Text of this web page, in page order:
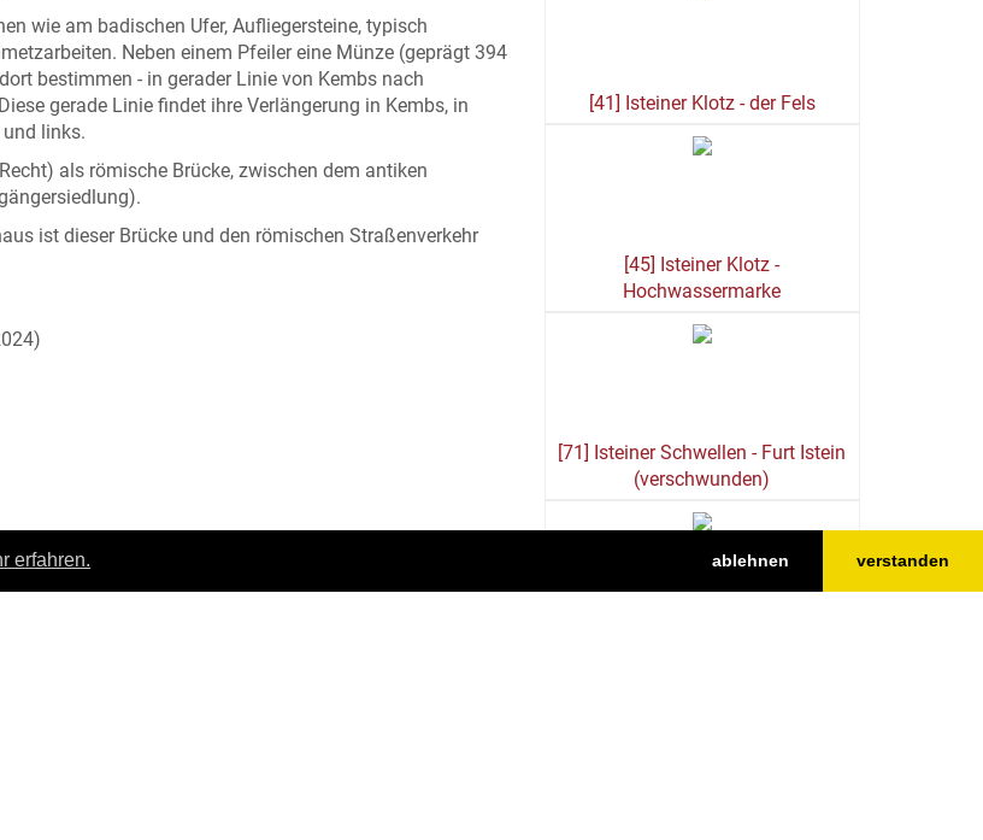
erfahren. ablehnen verstanden
wie am badischen Ufer, Aufliegersteine, typisch
Neben einem Pfeiler eine Münze (geprägt 394
bestimmen - in gerader Linie von Kembs nach
gerade Linie findet ihre Verlängerung in Kembs, in
links.
als römische Brücke, zwischen dem antiken
ist dieser Brücke und den römischen Straßenverkehr
[41] Isteiner Klotz - der Fels
[45] Isteiner Klotz -
Hochwassermarke
[71] Isteiner Schwellen - Furt Istein
(verschwunden)